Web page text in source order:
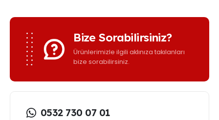
Bize Sorabilirsiniz?
Ürünlerimizle ilgili aklınıza takılanları
bize sorabilirsiniz.
0532 730 07 01